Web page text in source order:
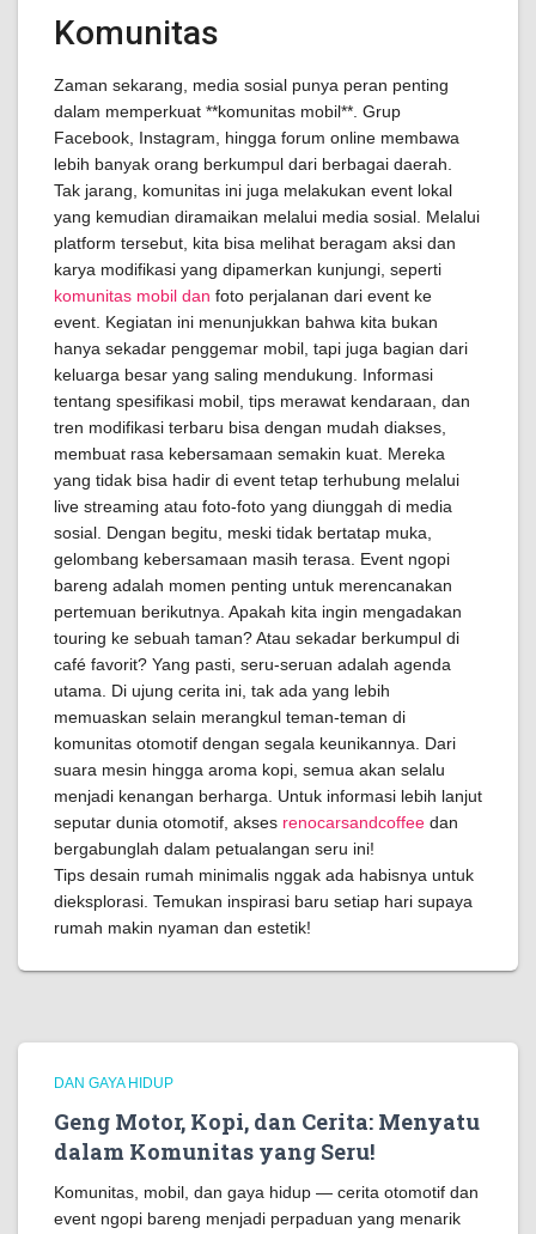
Komunitas
Zaman sekarang, media sosial punya peran penting
dalam memperkuat **komunitas mobil**. Grup
Facebook, Instagram, hingga forum online membawa
lebih banyak orang berkumpul dari berbagai daerah.
Tak jarang, komunitas ini juga melakukan event lokal
yang kemudian diramaikan melalui media sosial. Melalui
platform tersebut, kita bisa melihat beragam aksi dan
karya modifikasi yang dipamerkan kunjungi, seperti
komunitas mobil dan foto perjalanan dari event ke
event. Kegiatan ini menunjukkan bahwa kita bukan
hanya sekadar penggemar mobil, tapi juga bagian dari
keluarga besar yang saling mendukung. Informasi
tentang spesifikasi mobil, tips merawat kendaraan, dan
tren modifikasi terbaru bisa dengan mudah diakses,
membuat rasa kebersamaan semakin kuat. Mereka
yang tidak bisa hadir di event tetap terhubung melalui
live streaming atau foto-foto yang diunggah di media
sosial. Dengan begitu, meski tidak bertatap muka,
gelombang kebersamaan masih terasa. Event ngopi
bareng adalah momen penting untuk merencanakan
pertemuan berikutnya. Apakah kita ingin mengadakan
touring ke sebuah taman? Atau sekadar berkumpul di
café favorit? Yang pasti, seru-seruan adalah agenda
utama. Di ujung cerita ini, tak ada yang lebih
memuaskan selain merangkul teman-teman di
komunitas otomotif dengan segala keunikannya. Dari
suara mesin hingga aroma kopi, semua akan selalu
menjadi kenangan berharga. Untuk informasi lebih lanjut
seputar dunia otomotif, akses renocarsandcoffee dan
bergabunglah dalam petualangan seru ini!
Tips desain rumah minimalis nggak ada habisnya untuk
dieksplorasi. Temukan inspirasi baru setiap hari supaya
rumah makin nyaman dan estetik!
DAN GAYA HIDUP
Geng Motor, Kopi, dan Cerita: Menyatu
dalam Komunitas yang Seru!
Komunitas, mobil, dan gaya hidup — cerita otomotif dan
event ngopi bareng menjadi perpaduan yang menarik